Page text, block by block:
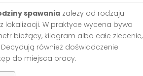
spawania zależy od rodzaju
W praktyce wycena bywa
bieżący, kilogram albo całe zlecenie,
również doświadczenie
do miejsca pracy.